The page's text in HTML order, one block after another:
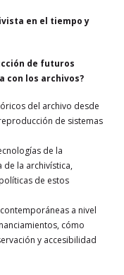
en el tiempo y
de futuros
con los archivos?
del archivo desde
de sistemas
de la
la archivística,
de estos
a nivel
cómo
y accesibilidad